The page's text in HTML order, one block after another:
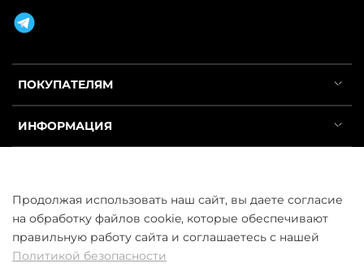
ПОКУПАТЕЛЯМ
ИНФОРМАЦИЯ
ООО «ГосСнабРезерв» © 2013–2026 - Продажа труб оптом и в
Продолжая использовать наш сайт, вы даете согласие
на обработку файлов cookie, которые обеспечивают
правильную работу сайта и соглашаетесь с нашей
Политикой безопасности